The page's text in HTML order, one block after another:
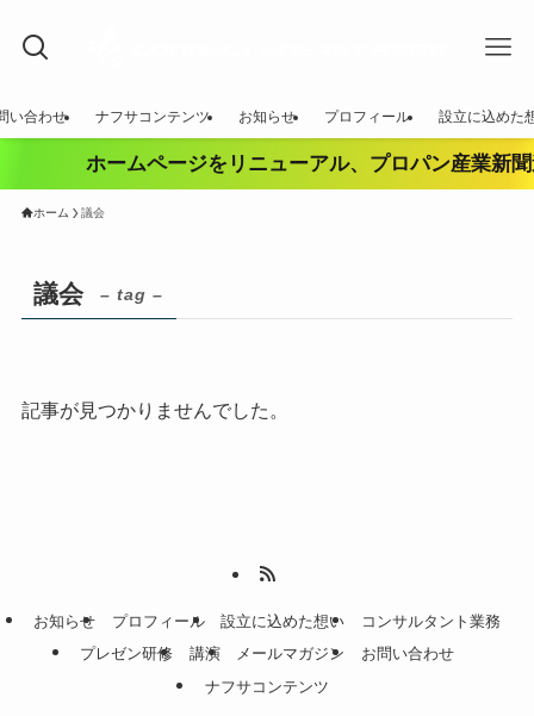
い合わせ ナフサコンテンツ お知らせ プロフィール 設立に込めた
ホームページをリニューアル、プロパン産業新
ホーム 議会
議会 – tag –
記事が見つかりませんでした。
お知らせ プロフィール 設立に込めた想い
コンサルタント業務
プレゼン研修
講演 メールマガジン
お問い合わせ
ナフサコンテンツ